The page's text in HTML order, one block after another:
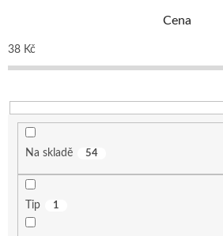
o
d
k
t
Cena
38 Kč
Na skladě 54
Tip 1